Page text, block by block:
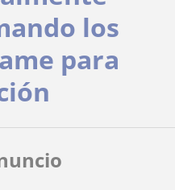
los
para